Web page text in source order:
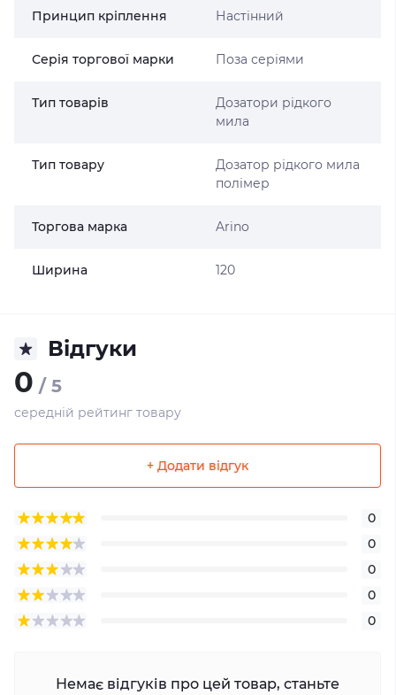
Принцип кріплення Настінний
Серія торгової марки Поза серіями
Тип товарів
Дозатори рідкого
мила
Тип товару
Дозатор рідкого мила
полімер
Торгова марка Arino
Ширина 120
Відгуки
0 / 5
середній рейтинг товару
+ Додати відгук
0
0
0
0
0
Немає відгуків про цей товар, станьте